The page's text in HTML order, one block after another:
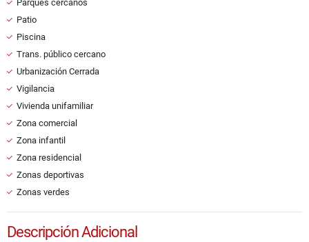
Parques cercanos
Patio
Piscina
Trans. público cercano
Urbanización Cerrada
Vigilancia
Vivienda unifamiliar
Zona comercial
Zona infantil
Zona residencial
Zonas deportivas
Zonas verdes
Descripción Adicional